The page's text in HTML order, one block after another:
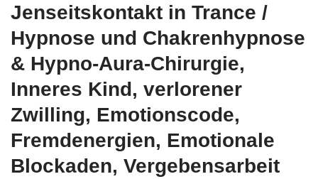
Jenseitskontakt in Trance /
Hypnose und Chakrenhypnose
& Hypno-Aura-Chirurgie,
Inneres Kind, verlorener
Zwilling, Emotionscode,
Fremdenergien, Emotionale
Blockaden, Vergebensarbeit